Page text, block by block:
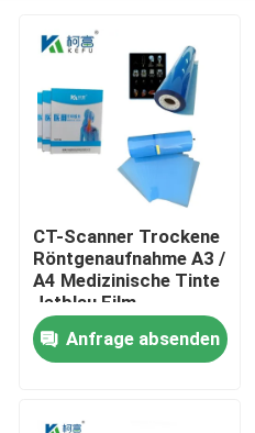
CT-Scanner Trockene
Röntgenaufnahme A3 /
A4 Medizinische Tinte
Jetblau Film
Röntgenfilm PET
Anfrage absenden